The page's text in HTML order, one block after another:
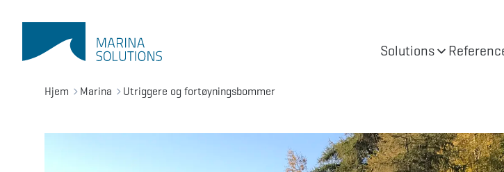
Solutions
Hjem Marina Utriggere og fortøyningsbommer